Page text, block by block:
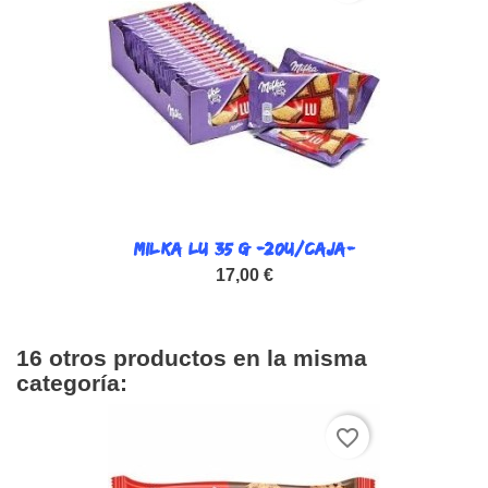
MILKA LU 35 G -20U/CAJA-
17,00 €
16 otros productos en la misma
categoría:
favorite_border